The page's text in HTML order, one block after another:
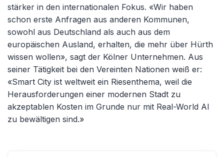
stärker in den internationalen Fokus. «Wir haben
schon erste Anfragen aus anderen Kommunen,
sowohl aus Deutschland als auch aus dem
europäischen Ausland, erhalten, die mehr über Hürth
wissen wollen», sagt der Kölner Unternehmen. Aus
seiner Tätigkeit bei den Vereinten Nationen weiß er:
«Smart City ist weltweit ein Riesenthema, weil die
Herausforderungen einer modernen Stadt zu
akzeptablen Kosten im Grunde nur mit Real-World AI
zu bewältigen sind.»